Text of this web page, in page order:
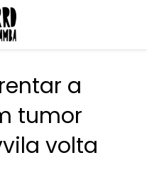
a
tumor
volta